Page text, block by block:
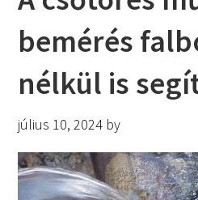
bemérés
nélkül is
július 10, 2024 by